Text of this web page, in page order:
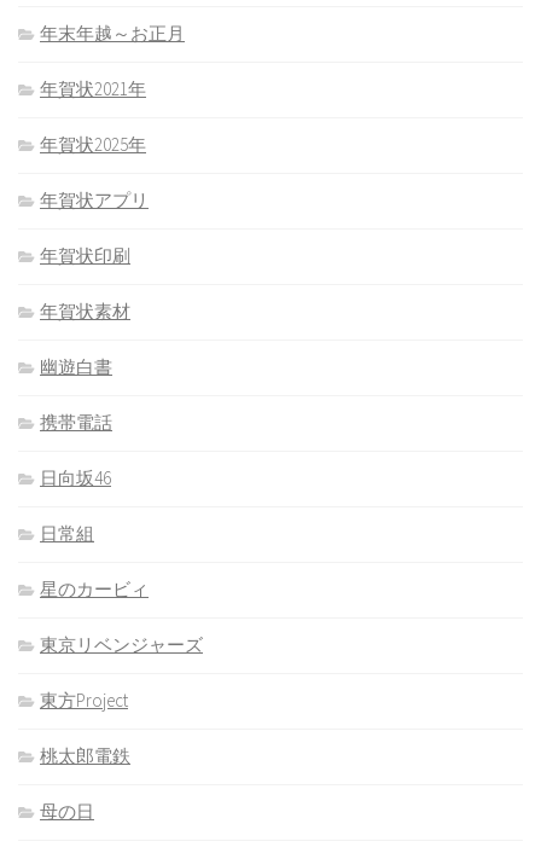
年末年越～お正月
年賀状2021年
年賀状2025年
年賀状アプリ
年賀状印刷
年賀状素材
幽遊白書
携帯電話
日向坂46
日常組
星のカービィ
東京リベンジャーズ
東方Project
桃太郎電鉄
母の日